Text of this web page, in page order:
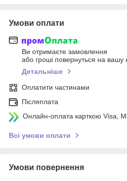
Умови оплати
Ви отримаєте замовлення
або гроші повернуться на вашу
Детальніше
Оплатити частинами
Післяплата
Онлайн-оплата карткою Visa,
Всі умови оплати
Умови повернення